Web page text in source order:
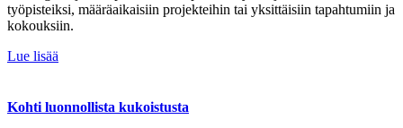
työpisteiksi, määräaikaisiin projekteihin tai yksittäisiin tapahtumiin ja
kokouksiin.
Lue lisää
Kohti luonnollista kukoistusta